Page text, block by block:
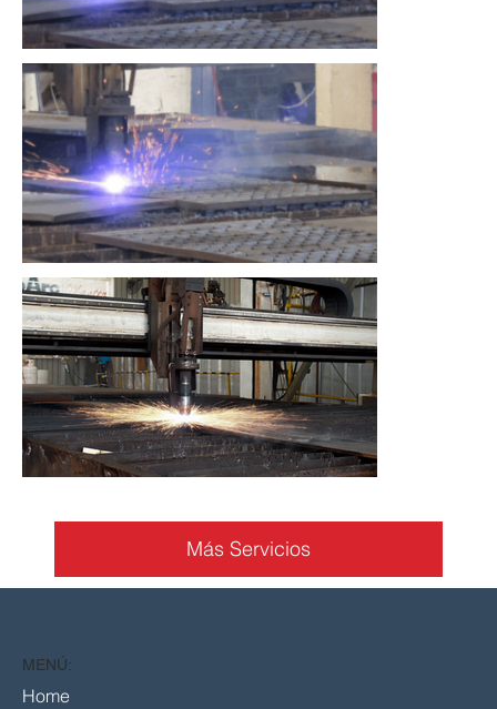
Más Servicios
Home
MENÚ: